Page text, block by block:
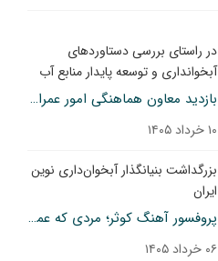
در راستای بررسی دستاوردهای
آبخوانداری و توسعه پایدار منابع آب
بازدید معاون هماهنگی امور عمرانی استانداری زنجان از ایستگاه تحقیقاتی، آموزشی و ترویجی آبخوانداری قره‌چریان؛ تأکید بر معرفی به عنوان «ایستگاه ملی آبخوانداری»
۱۰ خرداد ۱۴۰۵
بزرگداشت بنیانگذار آبخوان‌داری نوین
ایران
پروفسور آهنگ کوثر؛ مردی که عمر خود را وقف نجات آب و خاک ایران کرد.
۰۶ خرداد ۱۴۰۵